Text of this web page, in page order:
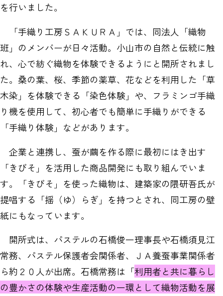
を行いました。
「手織り工房ＳＡＫＵＲＡ」では、同法人「織物
班」のメンバーが日々活動。小山市の自然と伝統に触
れ、心で紡ぐ織物を体験できるようにと開所されまし
た。桑の葉、桜、季節の薬草、花などを利用した「草
木染」を体験できる「染色体験」や、フラミンゴ手織
り機を使用して、初心者でも簡単に手織りができる
「手織り体験」などがあります。
企業と連携し、蚕が繭を作る際に最初にはき出す
「きびそ」を活用した商品開発にも取り組んでいま
す。「きびそ」を使った織物は、建築家の隈研吾氏が
提唱する「揺（ゆ）らぎ」を持つとされ、同工房の壁
紙にもなっています。
開所式は、パステルの石橋俊一理事長や石橋須見江
常務、パステル保護者会関係者、ＪＡ養蚕事業関係者
ら約２０人が出席。石橋常務は「利用者と共に暮らし
の豊かさの体験や生産活動の一環として織物活動を展